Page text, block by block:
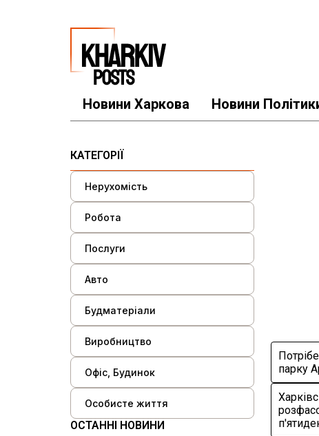
Новини Харкова Новини
КАТЕГОРІЇ
Нерухомість
Робота
Послуги
Авто
Будматеріали
Виробництво
Офіс, Будинок
Особисте життя
ОСТАННІ НОВИНИ
парку